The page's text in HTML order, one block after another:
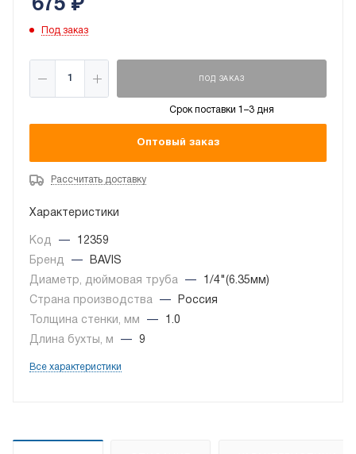
675 ₽
Под заказ
ПОД ЗАКАЗ
Срок поставки 1–3 дня
Оптовый заказ
Рассчитать доставку
Характеристики
Код —
12359
Бренд
—
BAVIS
Диаметр, дюймовая труба
—
1/4"(6.35мм)
Страна производства
—
Россия
Толщина стенки, мм
—
1.0
Длина бухты, м
— 9
Все характеристики